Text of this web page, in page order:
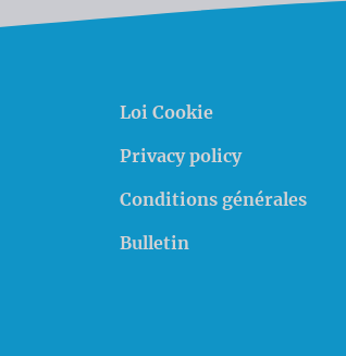
Loi Cookie
Privacy policy
Conditions générales
Bulletin